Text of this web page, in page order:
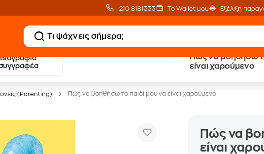
210 8181333 Το Wallet μου Εξέλιξη
Βιογραφία
Πώς να βοηθήσω
είναι χαρούμενο
20 € Public επιστροφή
με Snappi
Δωρεάν Μεταφορικά
(Parenting) Πώς να βοηθήσω το παιδί μου να είναι χαρούμενο
Πώς να
είναι